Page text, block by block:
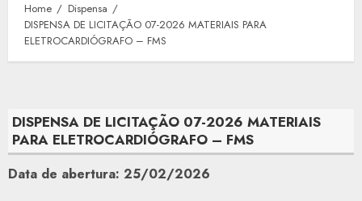
Home
Dispensa
DISPENSA DE LICITAÇÃO 07-2026 MATERIAIS PARA
ELETROCARDIÓGRAFO – FMS
DISPENSA DE LICITAÇÃO 07-2026 MATERIAIS
PARA ELETROCARDIÓGRAFO – FMS
Data de abertura: 25/02/2026